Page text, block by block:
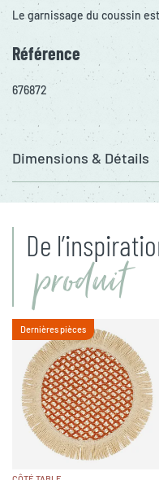
Le garnissage du coussin
Référence
676872
Dimensions & Détails
De
produit
Dernières pièces